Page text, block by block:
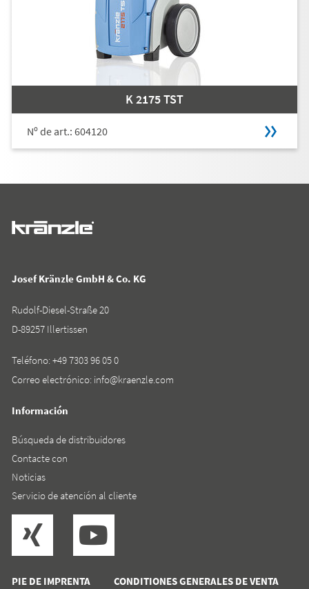
K 2175 TST
Nº de art.: 604120
PIE DE IMPRENTA CONDITIONES GENERALES DE VENTA
Josef Kränzle GmbH & Co. KG
Rudolf-Diesel-Straße 20
D-89257 Illertissen
Teléfono:+49 7303 96 05 0
Correo electrónico: info@kraenzle.com
Información
Búsqueda de distribuidores
Contacte con
Noticias
Servicio de atención al cliente